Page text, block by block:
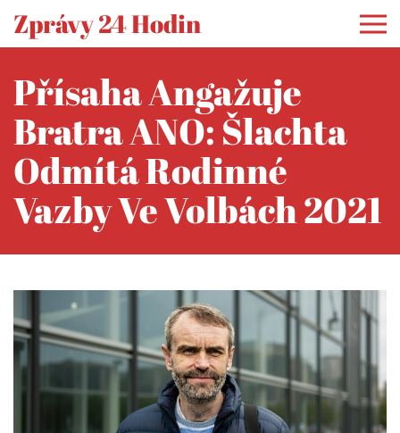
Zprávy 24 Hodin
Přísaha Angažuje
Bratra ANO: Šlachta
Odmítá Rodinné
Vazby Ve Volbách 2021